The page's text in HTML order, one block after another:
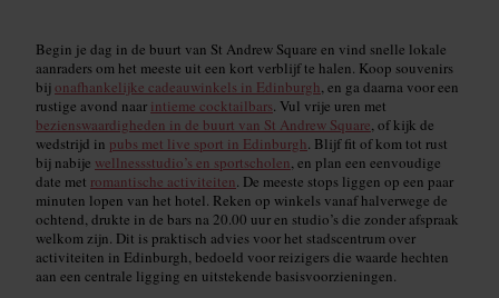
Begin je dag in de buurt van St Andrew Square en vind snelle lokale
aanraders om het meeste uit een kort verblijf te halen. Koop souvenirs
bijonafhankelijke cadeauwinkels in Edinburgh , en ga daarna voor een
rustige avond naar intieme cocktailbars . Vul vrije uren met
bezienswaardigheden in de buurt van St Andrew Square , of kijk de
wedstrijd in pubs met live sport in Edinburgh . Blijf fit of kom tot rust
bij nabije wellnessstudio’s en sportscholen , en plan een eenvoudige
date met romantische activiteiten . De meeste stops liggen op een paar
minuten lopen van het hotel. Reken op winkels vanaf halverwege de
ochtend, drukte in de bars na 20.00 uur en studio’s die zonder afspraak
welkom zijn. Dit is praktisch advies voor het stadscentrum over
activiteiten in Edinburgh, bedoeld voor reizigers die waarde hechten
aan een centrale ligging en uitstekende basisvoorzieningen.